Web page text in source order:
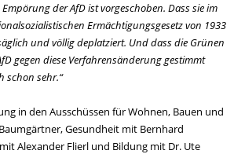
der AfD ist vorgeschoben. Dass sie im
Ermächtigungsgesetz von 1933
und völlig deplatziert. Und dass die Grünen
gegen diese Verfahrensänderung gestimmt
schon sehr.“
in den Ausschüssen für Wohnen, Bauen und
Gesundheit mit Bernhard
Alexander Flierl und Bildung mit Dr. Ute